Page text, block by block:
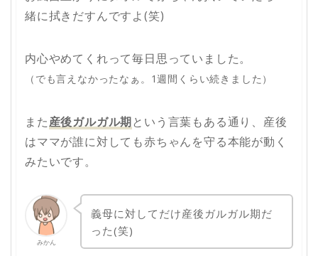
緒に拭きだすんですよ(笑)
内心やめてくれって毎日思っていました。
（でも言えなかったなぁ。1週間くらい続きました）
また産後ガルガル期という言葉もある通り、産後
はママが誰に対しても赤ちゃんを守る本能が動く
みたいです。
みかん
義母に対してだけ産後ガルガル期だ
った(笑)